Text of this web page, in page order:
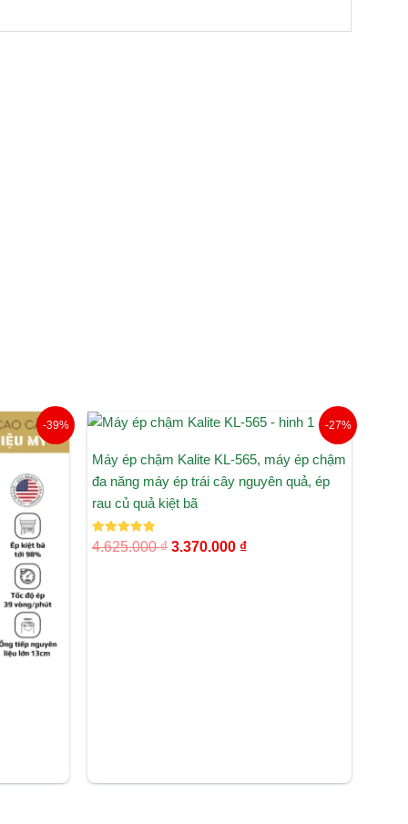
-39%
₫.
-27%
Máy ép chậm Kalite KL-565, máy ép chậm
đa năng máy ép trái cây nguyên quả, ép
rau củ quả kiệt bã
Được xếp
hạng
4.625.000₫
Giá
là:
4.625.000 ₫.
3.370.000 ₫
Giá
tại
3.370.000 ₫.